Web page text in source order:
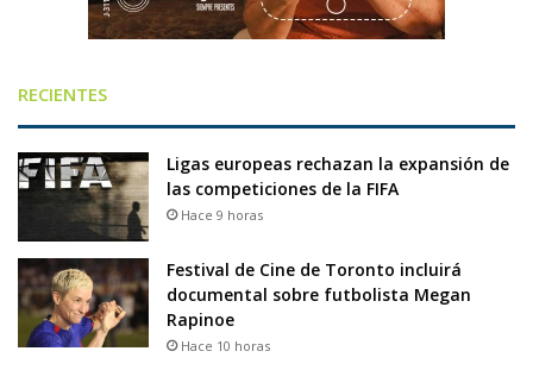
RECIENTES
Ligas europeas rechazan la expansión de
las competiciones de la FIFA
Hace 9 horas
Festival de Cine de Toronto incluirá
documental sobre futbolista Megan
Rapinoe
Hace 10 horas